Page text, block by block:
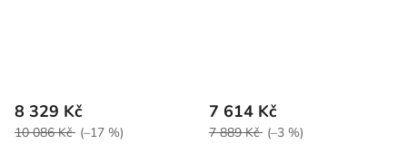
8 329 Kč
10 086 Kč (–17 %)
7 614 Kč
7 889 Kč (–3 %)